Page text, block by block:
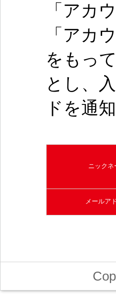
「アカ
「アカ
をもっ
とし、
ドを通
ニックネ
メールア